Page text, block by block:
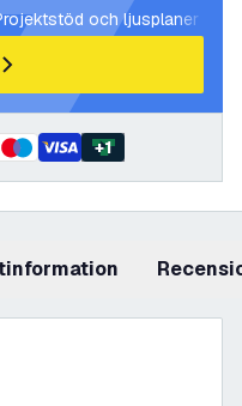
och ljusplaner
+1